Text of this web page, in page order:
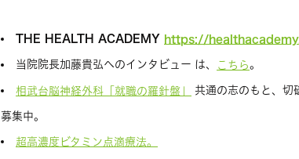
THE HEALTH ACADEMY https://
当院院長加藤貴弘へのインタビュー は、 こちら 。
相武台脳神経外科「就職の羅針盤」 共通の志のもと、切
募集中。
超高濃度ビタミン点滴療法。